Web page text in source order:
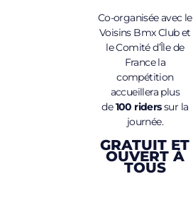
Co-organisée avec le
Voisins Bmx Club et
le Comité d’Île de
France la
compétition
accueillera plus
de100 riderssur la
journée.
GRATUIT ET
OUVERT À
TOUS